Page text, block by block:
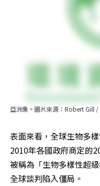
亞洲象。圖片來源：Robert Gill /
表面來看，全球生物多
2010年各國政府商定的
被稱為「生物多樣性超
全球談判陷入僵局。